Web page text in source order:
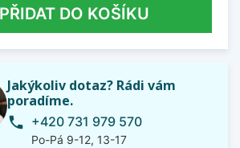
PŘIDAT DO KOŠÍKU
Jakýkoliv dotaz? Rádi vám
poradíme.
phone +420 731 979 570
Po-Pá 9-12, 13-17